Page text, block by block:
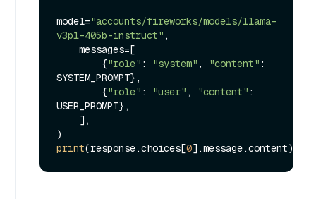
model="accounts/fireworks/models/llama-
v3p1-405b-instruct" ,
        {
"role" : "system" , "content" :
SYSTEM_PROMPT},
        {
"role" : "user" , "content" :
USER_PROMPT},
print(response.choices[0